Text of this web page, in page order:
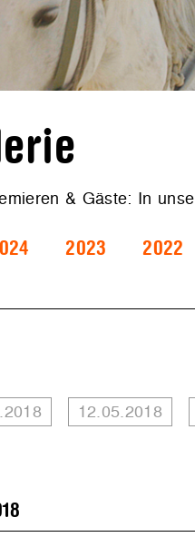
& Gäste: In
2023 2022
12.05.2018